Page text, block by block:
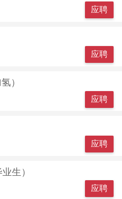
应聘
应聘
）
应聘
应聘
生）
应聘